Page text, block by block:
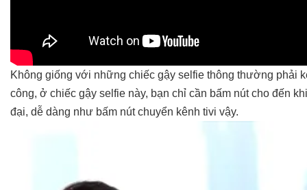
Không giống với những chiếc gậy selfie thông thường phải
công, ở chiếc gậy selfie này, bạn chỉ cần bấm nút cho đến
đại, dễ dàng như bấm nút chuyển kênh tivi vậy.